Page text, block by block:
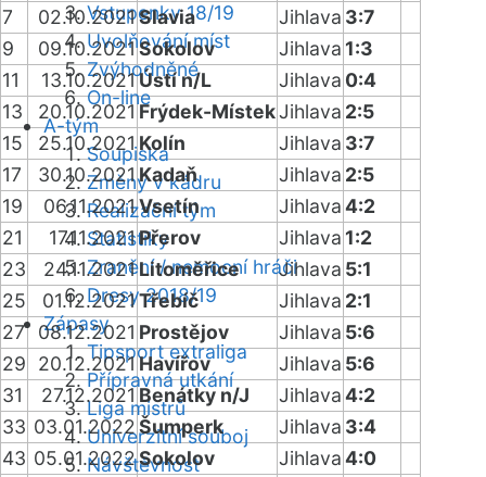
Vstupenky 18/19
Uvolňování míst
Zvýhodněné
On-line
A-tým
Soupiska
Změny v kádru
Realizační tým
Statistiky
Zranění / nemocní hráči
Dresy 2018/19
Zápasy
Tipsport extraliga
Přípravná utkání
Liga mistrů
Univerzitní souboj
Návštěvnost
7
02.10.2021Slavia Jihlava 3:7
9
09.10.2021 Sokolov Jihlava 1:3
11
13.10.2021Ústí n/L Jihlava 0:4
13
20.10.2021 Frýdek-MístekJihlava 2:5
15
25.10.2021Kolín Jihlava 3:7
17
30.10.2021Kadaň Jihlava 2:5
19
06.11.2021Vsetín Jihlava4:2
21
17.11.2021Přerov Jihlava 1:2
23
24.11.2021Litoměřice Jihlava 5:1
25
01.12.2021Třebíč Jihlava 2:1
27
08.12.2021 Prostějov Jihlava 5:6
29
20.12.2021Havířov Jihlava 5:6
31
27.12.2021Benátky n/J Jihlava4:2
33 03.01.2022Šumperk Jihlava 3:4
43 05.01.2022Sokolov Jihlava4:0